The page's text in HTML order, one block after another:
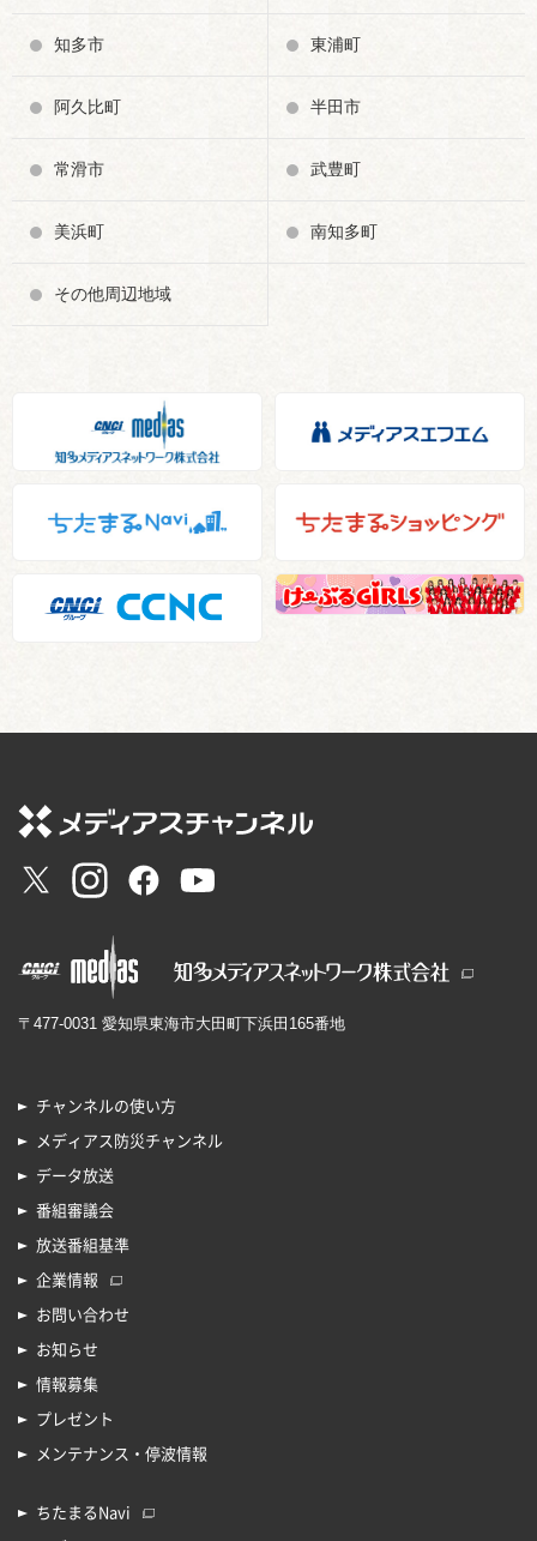
知多市 東浦町
阿久比町 半田市
常滑市 武豊町
美浜町 南知多町
その他周辺地域
〒477-0031 愛知県東海市大田町下浜田165番地
チャンネルの使い方
メディアス防災チャンネル
データ放送
番組審議会
放送番組基準
企業情報
お問い合わせ
お知らせ
情報募集
プレゼント
メンテナンス・停波情報
ちたまるNavi